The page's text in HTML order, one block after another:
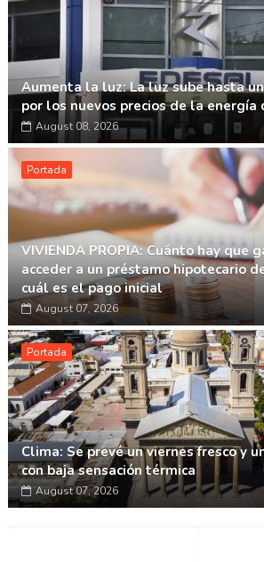
Aumenta la luz: La luz sube hasta
por los nuevos precios de la energía
August 08, 2026
Portada
VIVIENDA PROPIA: Cuánto hay que
acceder a un préstamo hipotecario
cuál es el pago inicial
August 07, 2026
Portada
Clima: Se prevé un viernes fresco y
con baja sensación térmica
August 07, 2026